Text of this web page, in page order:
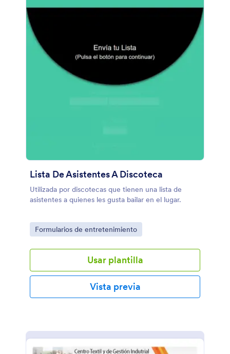
Lista De Asistentes A Discoteca
Utilizada por discotecas que tienen una lista de
asistentes a quienes les gusta bailar en el lugar.
Go to Category:
Formularios de entretenimiento
Usar plantilla
Vista previa